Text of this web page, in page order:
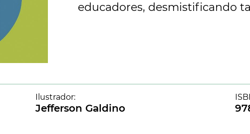
educadores, desmistificando
Ilustrador:
Jefferson Galdino